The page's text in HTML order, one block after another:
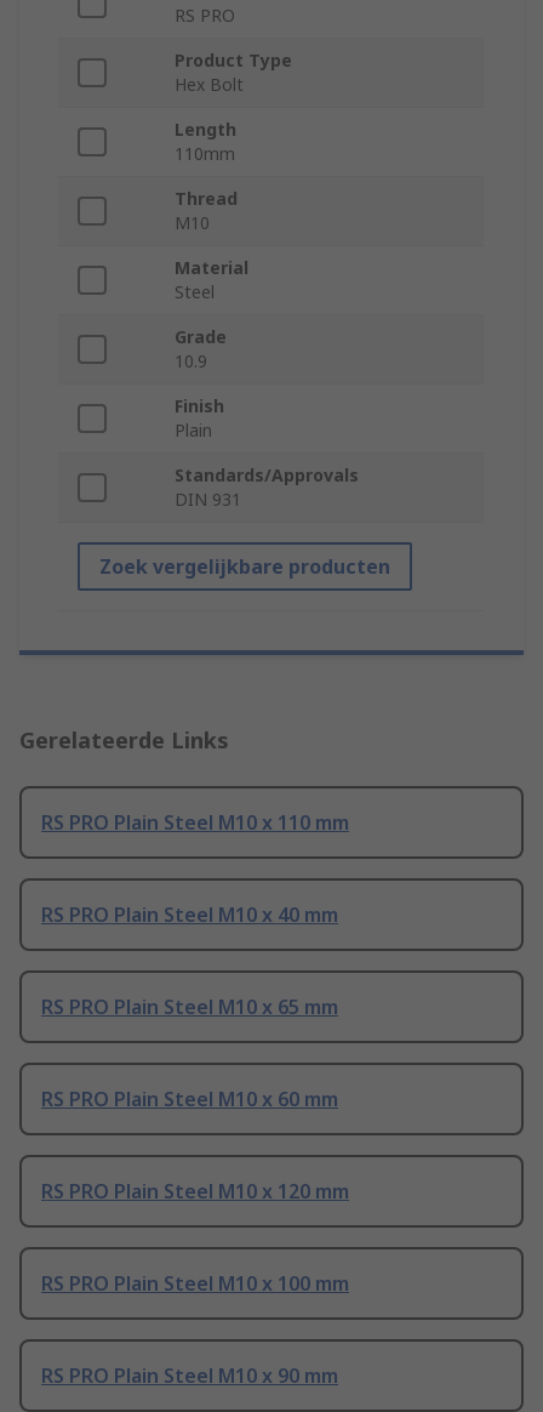
RS PRO
Product Type
Hex Bolt
Length
110mm
Thread
M10
Material
Steel
Grade
10.9
Finish
Plain
Standards/Approvals
DIN 931
Zoek vergelijkbare producten
Gerelateerde Links
RS PRO Plain Steel M10 x 110 mm
RS PRO Plain Steel M10 x 40 mm
RS PRO Plain Steel M10 x 65 mm
RS PRO Plain Steel M10 x 60 mm
RS PRO Plain Steel M10 x 120 mm
RS PRO Plain Steel M10 x 100 mm
RS PRO Plain Steel M10 x 90 mm